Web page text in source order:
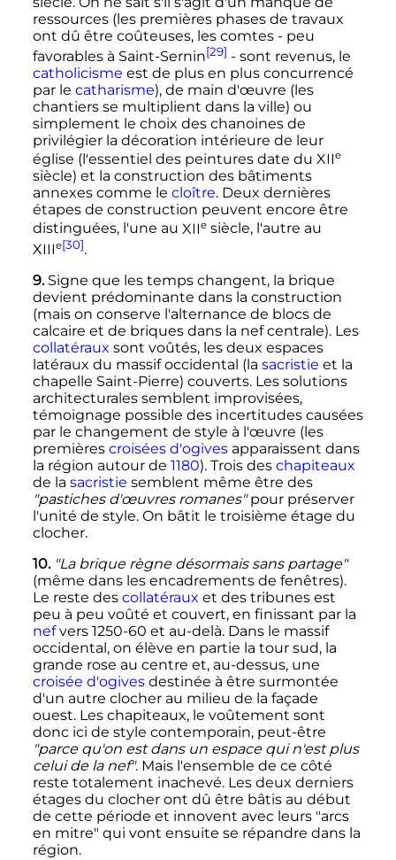
ressources (les premières phases de travaux
ont dû être coûteuses, les comtes - peu
favorables à Saint-Sernin[29] - sont revenus, le
catholicisme est de plus en plus concurrencé
par le catharisme), de main d'œuvre (les
chantiers se multiplient dans la ville) ou
simplement le choix des chanoines de
privilégier la décoration intérieure de leur
église (l'essentiel des peintures date du XIIe
siècle) et la construction des bâtiments
annexes comme le cloître. Deux dernières
étapes de construction peuvent encore être
distinguées, l'une au XIIe siècle, l'autre au
XIIIe[30].
9.Signe que les temps changent, la brique
devient prédominante dans la construction
(mais on conserve l'alternance de blocs de
calcaire et de briques dans la nef centrale). Les
collatéraux sont voûtés, les deux espaces
latéraux du massif occidental (la sacristie et la
chapelle Saint-Pierre) couverts. Les solutions
architecturales semblent improvisées,
témoignage possible des incertitudes causées
par le changement de style à l'œuvre (les
premières croisées d'ogivesapparaissent dans
la région autour de 1180). Trois des chapiteaux
de la sacristie semblent même être des
"pastiches d'œuvres romanes"pour préserver
l'unité de style. On bâtit le troisième étage du
clocher.
10. "La brique règne désormais sans partage"
(même dans les encadrements de fenêtres).
Le reste des collatéraux et des tribunes est
peu à peu voûté et couvert, en finissant par la
nefvers 1250-60 et au-delà. Dans le massif
occidental, on élève en partie la tour sud, la
grande rose au centre et, au-dessus, une
croisée d'ogivesdestinée à être surmontée
d'un autre clocher au milieu de la façade
ouest. Les chapiteaux, le voûtement sont
donc ici de style contemporain, peut-être
"parce qu'on est dans un espace qui n'est plus
celui de la nef". Mais l'ensemble de ce côté
reste totalement inachevé. Les deux derniers
étages du clocher ont dû être bâtis au début
de cette période et innovent avec leurs "arcs
en mitre" qui vont ensuite se répandre dans la
région.